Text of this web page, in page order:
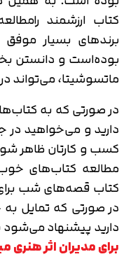
کتاب ارزشمند
برندهای بسیار
بوده‌است و دانستن
ماتسوشیتا، می‌تواند
در صورتی که به
دارید و می‌خواهید در
کسب و کارتان ظاهر
مطالعه کتاب‌های
کتاب قصه‌های شب
در صورتی که تمایل به
دارید پیشنهاد
برای مدیران اثر هنری